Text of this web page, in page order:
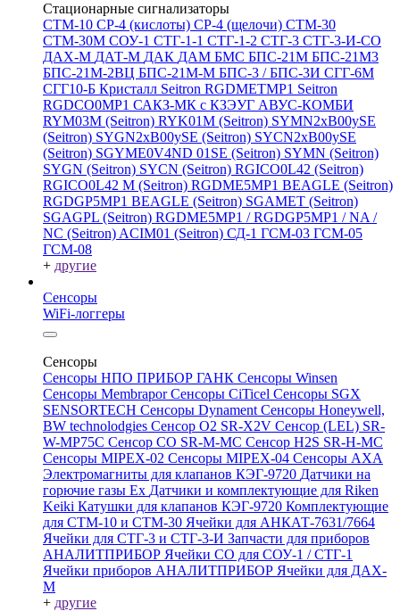
Стационарные сигнализаторы
СТМ-10 СР-4 (кислоты) СР-4 (щелочи) СТМ-30
СТМ-30М СОУ-1 СТГ-1-1 СТГ-1-2 СТГ-3 СТГ-3-И-CO
ДАХ-М ДАТ-М ДАК ДАМ БМС БПС-21М БПС-21М3
БПС-21М-2ВЦ БПС-21М-М БПС-3 / БПС-3И СГГ-6М
СГГ10-Б Кристалл Seitron RGDMETMP1 Seitron
RGDCO0MP1 САКЗ-МК с КЗЭУГ АВУС-КОМБИ
RYM03M (Seitron) RYK01M (Seitron) SYMN2хB00ySE
(Seitron) SYGN2xB00ySE (Seitron) SYCN2xB00ySE
(Seitron) SGYME0V4ND 01SE (Seitron) SYMN (Seitron)
SYGN (Seitron) SYCN (Seitron) RGICO0L42 (Seitron)
RGICO0L42 M (Seitron) RGDME5MP1 BEAGLE (Seitron)
RGDGP5MP1 BEAGLE (Seitron) SGAMET (Seitron)
SGAGPL (Seitron) RGDME5MP1 / RGDGP5MP1 / NA /
NC (Seitron) ACIM01 (Seitron) СД-1 ГСМ-03 ГСМ-05
ГСМ-08
+ другие
Сенсоры
WiFi-логгеры
Сенсоры
Сенсоры НПО ПРИБОР ГАНК Сенсоры Winsen
Сенсоры MembraporСенсоры CiTicel Сенсоры SGX
SENSORTECH Сенсоры Dynament Сенсоры Honeywell,
BW technolodgies Сенсор O2 SR-X2V Сенсор (LEL) SR-
W-MP75C Сенсор CO SR-M-MC Сенсор H2S SR-H-MC
Сенсоры MIPEX-02 Сенсоры MIPEX-04 Сенсоры АХА
Электромагниты для клапанов КЭГ-9720 Датчики на
горючие газы Ex Датчики и комплектующие для Riken
Keiki Катушки для клапанов КЭГ-9720 Комплектующие
для СТМ-10 и СТМ-30 Ячейки для АНКАТ-7631/7664
Ячейки для СТГ-3 и СТГ-3-И Запчасти для приборов
АНАЛИТПРИБОР Ячейки CO для СОУ-1 / СТГ-1
Ячейки приборов АНАЛИТПРИБОР Ячейки для ДАХ-
М
+ другие